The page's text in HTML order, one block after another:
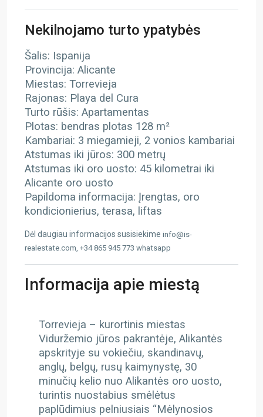
Nekilnojamo turto ypatybės
Šalis: Ispanija
Provincija: Alicante
Miestas: Torrevieja
Rajonas: Playa del Cura
Turto rūšis: Apartamentas
Plotas: bendras plotas 128 m²
Kambariai: 3 miegamieji, 2 vonios kambariai
Atstumas iki jūros: 300 metrų
Atstumas iki oro uosto: 45 kilometrai iki
Alicante oro uosto
Papildoma informacija: Įrengtas, oro
kondicionierius, terasa, liftas
Dėl daugiau informacijos susisiekime info@is-
realestate.com, +34 865 945 773 whatsapp
Informacija apie miestą
Torrevieja – kurortinis miestas
Viduržemio jūros pakrantėje, Alikantės
apskrityje su vokiečiu, skandinavų,
anglų, belgų, rusų kaimynystę, 30
minučių kelio nuo Alikantės oro uosto,
turintis nuostabius smėlėtus
paplūdimius pelniusiais “Mėlynosios